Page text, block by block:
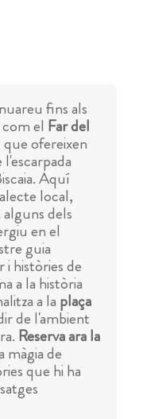
fins als
el Far del
que ofereixen
Aquí
local,
dels
en el
guia
històries de
a la història
a la plaça
de l'ambient
Reserva ara la
màgia de
que hi ha